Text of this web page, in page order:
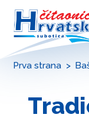
Prva strana